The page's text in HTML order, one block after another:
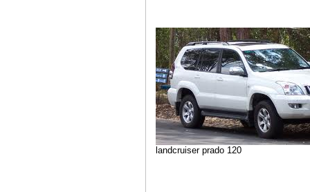
landcruiser prado 120